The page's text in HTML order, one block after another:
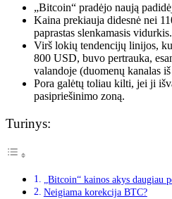
„Bitcoin“ pradėjo naują
Kaina prekiauja didesnė nei
paprastas slenkamasis vidurkis.
Virš lokių tendencijų linijos,
800 USD, buvo pertrauka,
valandoje (duomenų kanalas
Pora galėtų toliau kilti, jei ji
pasipriešinimo zoną.
Turinys:
„Bitcoin“ kainos akys daugiau
Neigiama korekcija BTC?